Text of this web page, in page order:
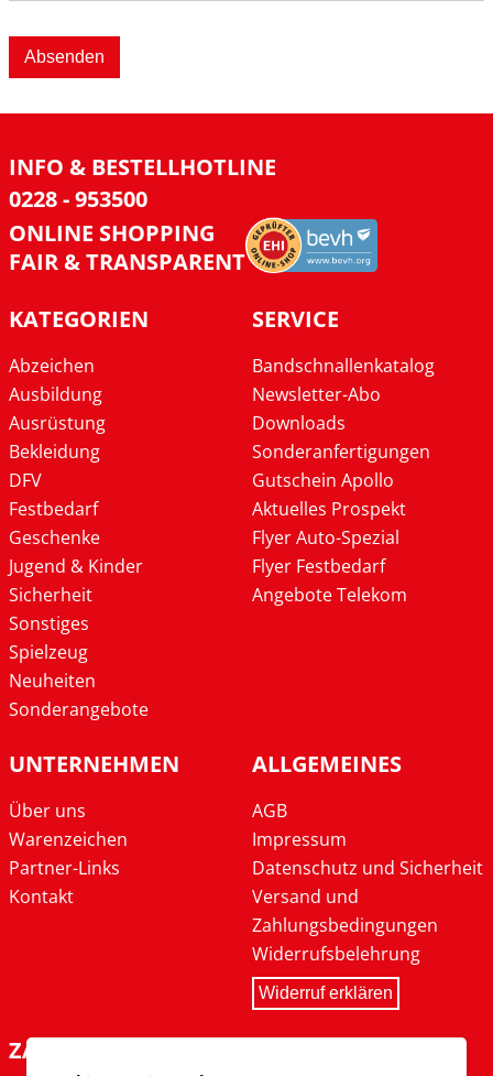
Absenden
INFO & BESTELLHOTLINE
0228 - 953500
ONLINE SHOPPING
FAIR & TRANSPARENT
KATEGORIEN
Abzeichen
Ausbildung
Ausrüstung
Bekleidung
DFV
Festbedarf
Geschenke
Jugend & Kinder
Sicherheit
Sonstiges
Spielzeug
Neuheiten
Sonderangebote
SERVICE
Bandschnallenkatalog
Newsletter-Abo
Downloads
Sonderanfertigungen
Gutschein Apollo
Aktuelles Prospekt
Flyer Auto-Spezial
Flyer Festbedarf
Angebote Telekom
UNTERNEHMEN
Über uns
Warenzeichen
Partner-Links
Kontakt
ALLGEMEINES
AGB
Impressum
Datenschutz und Sicherheit
Versand und
Zahlungsbedingungen
Widerrufsbelehrung
Widerruf erklären
ZAHLARTEN